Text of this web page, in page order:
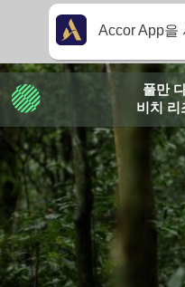
풀만
비치 리
Accor App을